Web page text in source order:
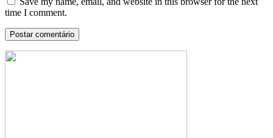
time I comment.